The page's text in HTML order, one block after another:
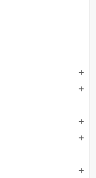
add
add
add
add
add